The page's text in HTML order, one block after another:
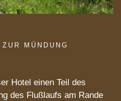
MÜNDUNG
Hotel einen Teil des
des Flußlaufs am Rande